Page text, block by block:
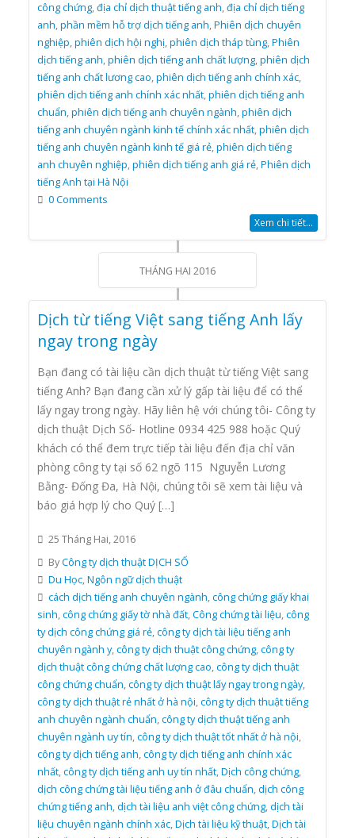
công chứng,địa chỉ dịch thuật tiếng anh,địa chỉ dịch tiếng
anh,phần mềm hỗ trợ dịch tiếng anh,Phiên dịch chuyên
nghiệp,phiên dịch hội nghị,phiên dịch tháp tùng,Phiên
dịch tiếng anh,phiên dịch tiếng anh chất lượng,phiên dịch
tiếng anh chất lương cao,phiên dịch tiếng anh chính xác,
phiên dịch tiếng anh chính xác nhất,phiên dịch tiếng anh
chuẩn,phiên dịch tiếng anh chuyên ngành,phiên dịch
tiếng anh chuyên ngành kinh tế chính xác nhất,phiên dịch
tiếng anh chuyên ngành kinh tế giá rẻ,phiên dịch tiếng
anh chuyên nghiệp,phiên dịch tiếng anh giá rẻ,Phiên dịch
tiếng Anh tại Hà Nội
0 Comments
Xem chi tiết...
THÁNG HAI 2016
Dịch từ tiếng Việt sang tiếng Anh lấy
ngay trong ngày
Bạn đang có tài liệu cần dịch thuật từ tiếng Việt sang
tiếng Anh? Bạn đang cần xử lý gấp tài liệu để có thể
lấy ngay trong ngày. Hãy liên hệ với chúng tôi- Công ty
dịch thuật Dịch Số- Hotline 0934 425 988 hoặc Quý
khách có thể đem trực tiếp tài liệu đến địa chỉ văn
phòng công ty tại số 62 ngõ 115 Nguyễn Lương
Bằng- Đống Đa, Hà Nội, chúng tôi sẽ xem tài liệu và
báo giá hợp lý cho Quý […]
25 Tháng Hai, 2016
ByCông ty dịch thuật DỊCH SỐ
Du Học,Ngôn ngữ dịch thuật
cách dịch tiếng anh chuyên ngành,công chứng giấy khai
sinh,công chứng giấy tờ nhà đất,Công chứng tài liệu,công
ty dịch công chứng giá rẻ,công ty dịch tài liệu tiếng anh
chuyên ngành y,công ty dịch thuật công chứng,công ty
dịch thuật công chứng chất lượng cao,công ty dịch thuật
công chứng chuẩn,công ty dịch thuật lấy ngay trong ngày,
công ty dịch thuật rẻ nhất ở hà nội,công ty dịch thuật tiếng
anh chuyên ngành chuẩn,công ty dịch thuật tiếng anh
chuyên ngành uy tín,công ty dịch thuật tốt nhất ở hà nội,
công ty dịch tiếng anh,công ty dịch tiếng anh chính xác
nhất,công ty dịch tiếng anh uy tín nhất,Dịch công chứng,
dịch công chứng tài liệu tiếng anh ở đâu chuẩn,dịch công
chứng tiếng anh,dịch tài liệu anh việt công chứng,dịch tài
liệu chuyên ngành chính xác,Dịch tài liệu kỹ thuật,Dịch tài